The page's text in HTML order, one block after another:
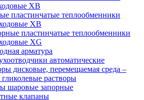
XB
пластинчатые теплообменники
ХВ
пластинчатые теплообменники
ХG
арматура
автоматические
дисковые, перемещаемая среда –
гликолевые растворы
шаровые запорные
клапаны